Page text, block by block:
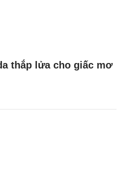
thắp lửa cho giấc mơ